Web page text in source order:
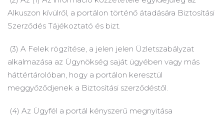
Alkuszon kívülről, a portálon történő átadására Biztosítási
Szerződés Tájékoztató és bizt.
(3) A Felek rögzítése, a jelen jelen Üzletszabályzat
alkalmazása az Ügynökség saját ügyében vagy más
háttértárolóban, hogy a portálon keresztül
meggyőződjenek a Biztosítási szerződéstől.
(4) Az Ügyfél a portál kényszerű megnyitása